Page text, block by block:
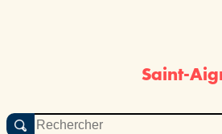
Saint-